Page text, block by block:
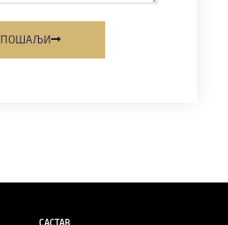
ПОШАЉИ